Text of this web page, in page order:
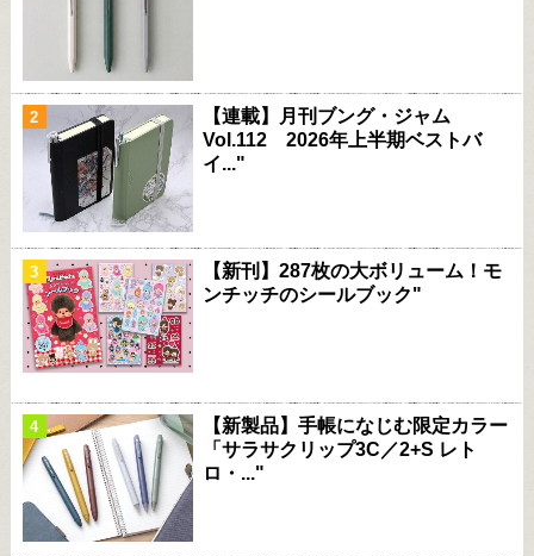
【連載】月刊ブング・ジャム
Vol.112 2026年上半期ベストバ
イ..."
【新刊】287枚の大ボリューム！モ
ンチッチのシールブック"
【新製品】手帳になじむ限定カラー
「サラサクリップ3C／2+S レト
ロ・..."